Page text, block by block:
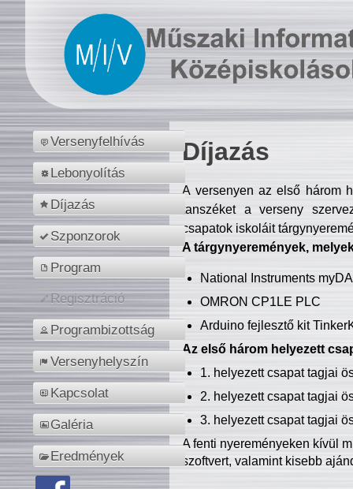
Versenyfelhívás
Lebonyolítás
Díjazás
Szponzorok
Program
Regisztráció
Programbizottság
Versenyhelyszín
Kapcsolat
Galéria
Eredmények
Díjazás
A versenyen az első három
tanszéket a verseny
csapatok iskoláit
A tárgynyeremények,
National Instruments
OMRON CP1LE PLC
Arduino fejlesztő kit
Az első három helyezett
1. helyezett csapat tagjai
2. helyezett csapat tagjai
3. helyezett csapat tagjai
A fenti nyereményeken kívül
szoftvert, valamint kisebb